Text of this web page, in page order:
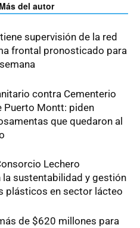
Más del autor
supervisión de la red
frontal pronosticado para
contra Cementerio
Puerto Montt: piden
que quedaron al
Lechero
la sustentabilidad y gestión
plásticos en sector lácteo
de $620 millones para